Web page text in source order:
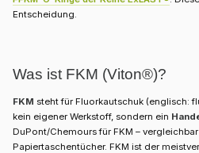
Entscheidung.
Was ist FKM (Viton®)?
FKM steht für Fluorkautschuk (englisch:
kein eigener Werkstoff, sondern ein
DuPont/Chemours für FKM – vergleichbar
Papiertaschentücher. FKM ist der